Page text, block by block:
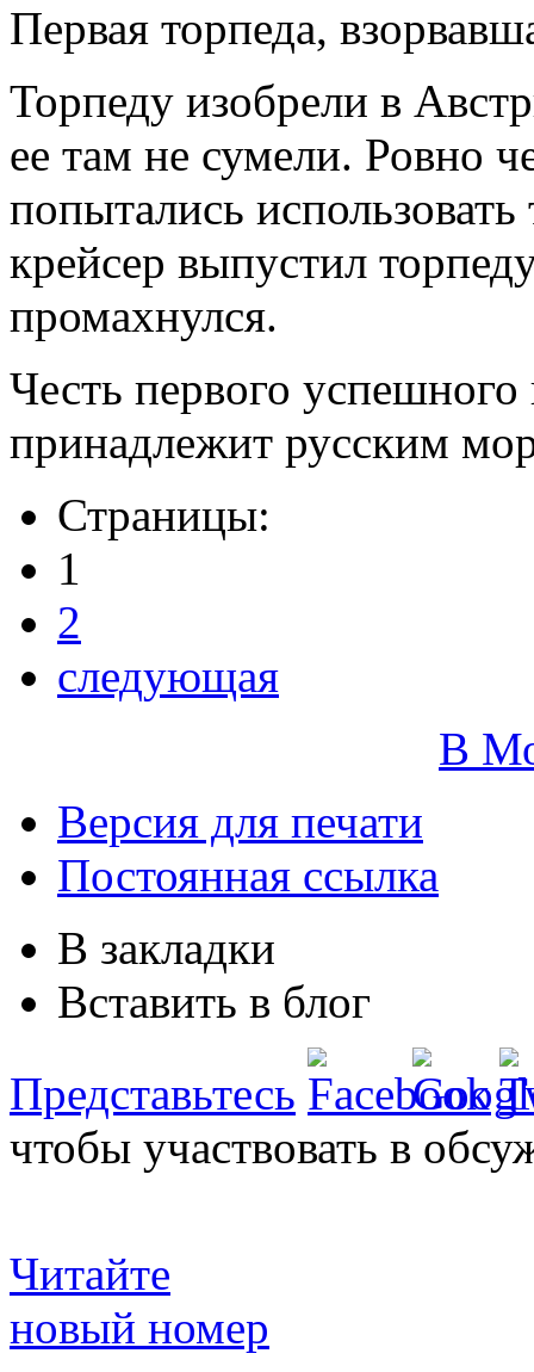
Первая торпеда,
Торпеду изобрели в
ее там не сумели. Ровно
попытались
крейсер выпустил
промахнулся.
Честь первого
принадлежит русским
Страницы:
1
2
следующая
В
Версия для печати
Постоянная ссылка
В закладки
Вставить в блог
Представьтесь
чтобы участвовать в
Читайте
новый номер